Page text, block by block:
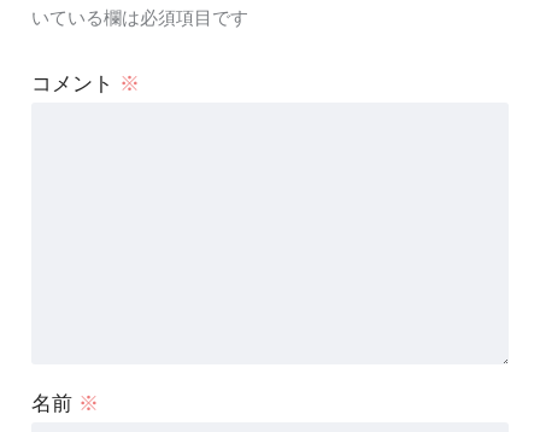
いている欄は必須項目です
コメント ※
名前 ※